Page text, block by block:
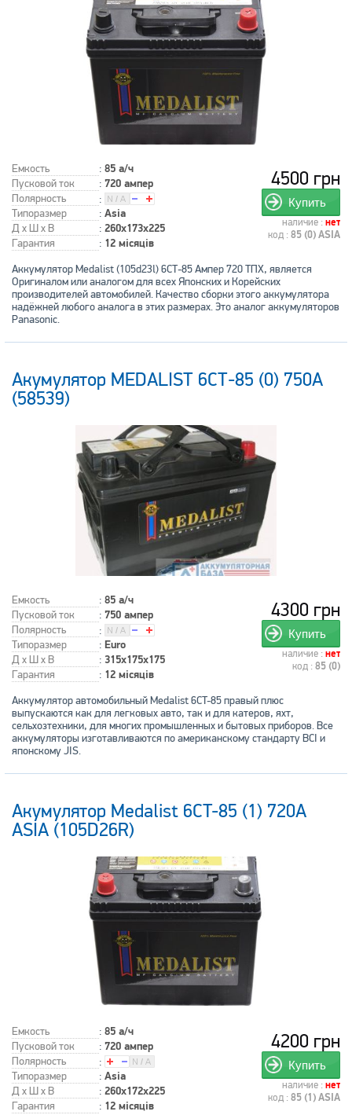
Емкость : 85 а/ч
Пусковой ток : 720 ампер
Полярность
:
Типоразмер
: Asia
Д x Ш x В : 260x173x225
Гарантия : 12 місяців
4500 грн
Купить
наличие : нет
код : 85 (0) ASIA
Аккумулятор Medalist (105d23l) 6СТ-85 Ампер 720 ТПХ, является
Оригиналом или аналогом для всех Японских и Корейских
производителей автомобилей. Качество сборки этого аккумулятора
надёжней любого аналога в этих размерах. Это аналог аккумуляторов
Panasonic.
Акумулятор MEDALIST 6СТ-85 (0) 750A
(58539)
Емкость : 85 а/ч
Пусковой ток : 750 ампер
Полярность
:
Типоразмер
: Euro
Д x Ш x В : 315x175x175
Гарантия : 12 місяців
4300 грн
Купить
наличие : нет
код : 85 (0)
Аккумулятор автомобильный Medalist 6CT-85 правый плюс
выпускаются как для легковых авто, так и для катеров, яхт,
сельхозтехники, для многих промышленных и бытовых приборов. Все
аккумуляторы изготавливаются по американскому стандарту BCI и
японскому JIS.
Акумулятор Medalist 6CT-85 (1) 720А
ASIA (105D26R)
Емкость : 85 а/ч
Пусковой ток : 720 ампер
Полярность
:
Типоразмер
: Asia
Д x Ш x В : 260x172x225
Гарантия : 12 місяців
4200 грн
Купить
наличие : нет
код : 85 (1) ASIA